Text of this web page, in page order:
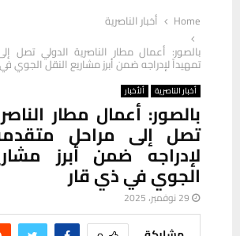
Home
أخبار الناصرية
بالصور: أعمال مطار الناصرية الدولي تصل
تمهيداً لإدراجه ضمن أبرز مشاريع النقل الجوي
أخبار الناصرية ألأخبار
بالصور: أعمال مطار
تصل إلى مراحل
لإدراجه ضمن أبرز
الجوي في ذي قار
29 نوفمبر، 2025